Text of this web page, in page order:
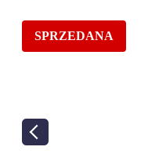
SPRZEDANA